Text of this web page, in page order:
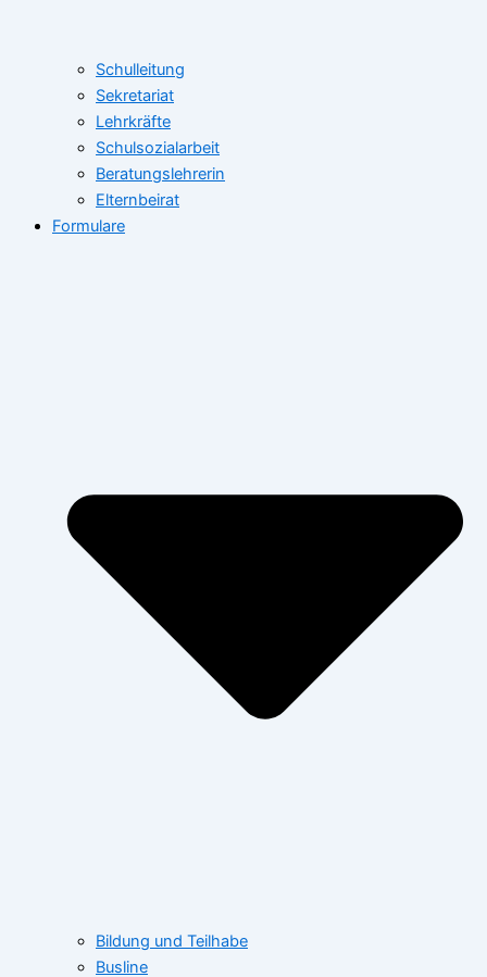
Schulleitung
Sekretariat
Lehrkräfte
Schulsozialarbeit
Beratungslehrerin
Elternbeirat
Formulare
Bildung und Teilhabe
Busline